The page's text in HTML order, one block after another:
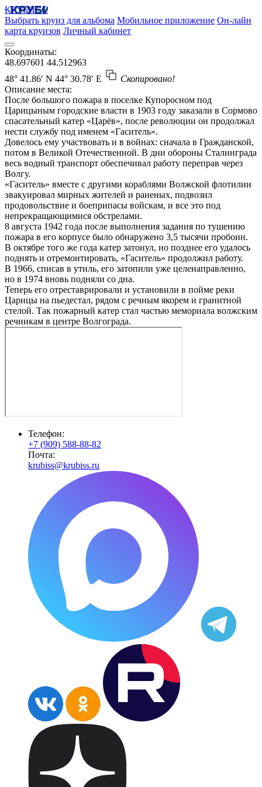
КРУБИСС
Выбрать круиз для альбома Мобильное приложение Он-лайн
карта круизов Личный кабинет
Координаты:
48.697601 44.512963
48° 41.86′ N 44° 30.78′ E
Скопировано!
Описание места:
После большого пожара в поселке Купоросном под
Царицыным городские власти в 1903 году заказали в Сормово
спасательный катер «Царёв», после революции он продолжал
нести службу под именем «Гаситель».
Довелось ему участвовать и в войнах: сначала в Гражданской,
потом в Великой Отечественной. В дни обороны Сталинграда
весь водный транспорт обеспечивал работу переправ через
Волгу.
«Гаситель» вместе с другими кораблями Волжской флотилии
эвакуировал мирных жителей и раненых, подвозил
продовольствие и боеприпасы войскам, и все это под
непрекращающимися обстрелами.
8 августа 1942 года после выполнения задания по тушению
пожара в его корпусе было обнаружено 3,5 тысячи пробоин.
В октябре того же года катер затонул, но позднее его удалось
поднять и отремонтировать, «Гаситель» продолжил работу.
В 1966, списав в утиль, его затопили уже целенаправленно,
но в 1974 вновь подняли со дна.
Теперь его отреставрировали и установили в пойме реки
Царицы на пьедестал, рядом с речным якорем и гранитной
стелой. Так пожарный катер стал частью мемориала волжским
речникам в центре Волгограда.
Телефон:
+7 (909) 588-88-82
Почта:
krubiss@krubiss.ru